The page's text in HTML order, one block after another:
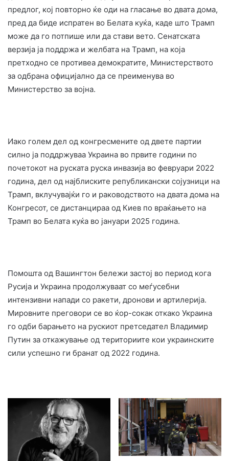
предлог, кој повторно ќе оди на гласање во двата дома,
пред да биде испратен во Белата куќа, каде што Трамп
може да го потпише или да стави вето. Сенатската
верзија ја поддржа и желбата на Трамп, на која
претходно се противеа демократите, Министерството
за одбрана официјално да се преименува во
Министерство за војна.
Иако голем дел од конгресмените од двете партии
силно ја поддржуваа Украина во првите години по
почетокот на руската руска инвазија во февруари 2022
година, дел од најблиските републикански сојузници на
Трамп, вклучувајќи го и раководството на двата дома на
Конгресот, се дистанцираа од Киев по враќањето на
Трамп во Белата куќа во јануари 2025 година.
Помошта од Вашингтон бележи застој во период кога
Русија и Украина продолжуваат со меѓусебни
интензивни напади со ракети, дронови и артилерија.
Мировните преговори се во ќор-сокак откако Украина
го одби барањето на рускиот претседател Владимир
Путин за откажување од териториите кои украинските
сили успешно ги бранат од 2022 година.